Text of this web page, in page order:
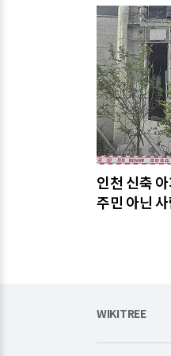
관련기사
인천 신축
주민 아닌
WIKITREE